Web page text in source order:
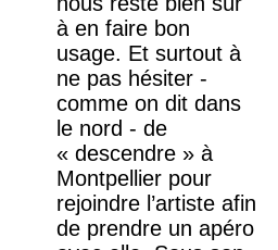
à en faire bon
usage. Et surtout à
ne pas hésiter -
comme on dit dans
le nord - de
« descendre » à
Montpellier pour
rejoindre l’artiste afin
de prendre un apéro